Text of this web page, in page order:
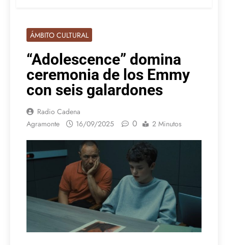
ÁMBITO CULTURAL
“Adolescence” domina
ceremonia de los Emmy
con seis galardones
Radio Cadena
Agramonte
16/09/2025 0 2 Minutos